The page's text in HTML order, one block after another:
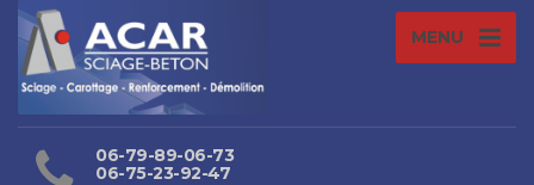
MENU
06-79-89-06-73
06-75-23-92-47